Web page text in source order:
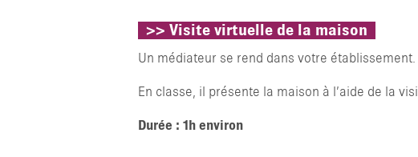
>> Visite virtuelle de la maison
Un médiateur se rend dans votre établissement.
En classe, il présente la maison à l’aide de la
Durée : 1h environ